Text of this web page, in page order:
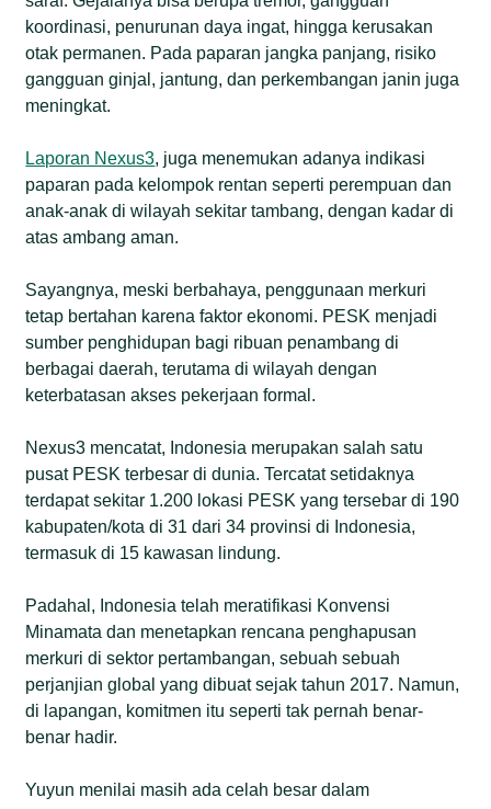
koordinasi, penurunan daya ingat, hingga kerusakan
otak permanen. Pada paparan jangka panjang, risiko
gangguan ginjal, jantung, dan perkembangan janin juga
meningkat.
Laporan Nexus3, juga menemukan adanya indikasi
paparan pada kelompok rentan seperti perempuan dan
anak-anak di wilayah sekitar tambang, dengan kadar di
atas ambang aman.
Sayangnya, meski berbahaya, penggunaan merkuri
tetap bertahan karena faktor ekonomi. PESK menjadi
sumber penghidupan bagi ribuan penambang di
berbagai daerah, terutama di wilayah dengan
keterbatasan akses pekerjaan formal.
Nexus3 mencatat, Indonesia merupakan salah satu
pusat PESK terbesar di dunia. Tercatat setidaknya
terdapat sekitar 1.200 lokasi PESK yang tersebar di 190
kabupaten/kota di 31 dari 34 provinsi di Indonesia,
termasuk di 15 kawasan lindung.
Padahal, Indonesia telah meratifikasi Konvensi
Minamata dan menetapkan rencana penghapusan
merkuri di sektor pertambangan, sebuah sebuah
perjanjian global yang dibuat sejak tahun 2017. Namun,
di lapangan, komitmen itu seperti tak pernah benar-
benar hadir.
Yuyun menilai masih ada celah besar dalam